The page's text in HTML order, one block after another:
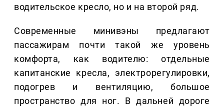
водительское кресло, но и на второй ряд.
Современные минивэны предлагают
пассажирам почти такой же уровень
комфорта, как водителю: отдельные
капитанские кресла, электрорегулировки,
подогрев и вентиляцию, большое
пространство для ног. В дальней дороге